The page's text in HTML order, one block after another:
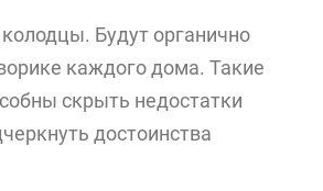
Будут органично
каждого дома. Такие
скрыть недостатки
достоинства